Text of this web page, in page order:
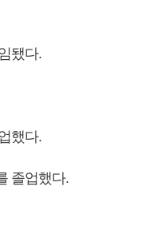
됐다.
했다.
졸업했다.